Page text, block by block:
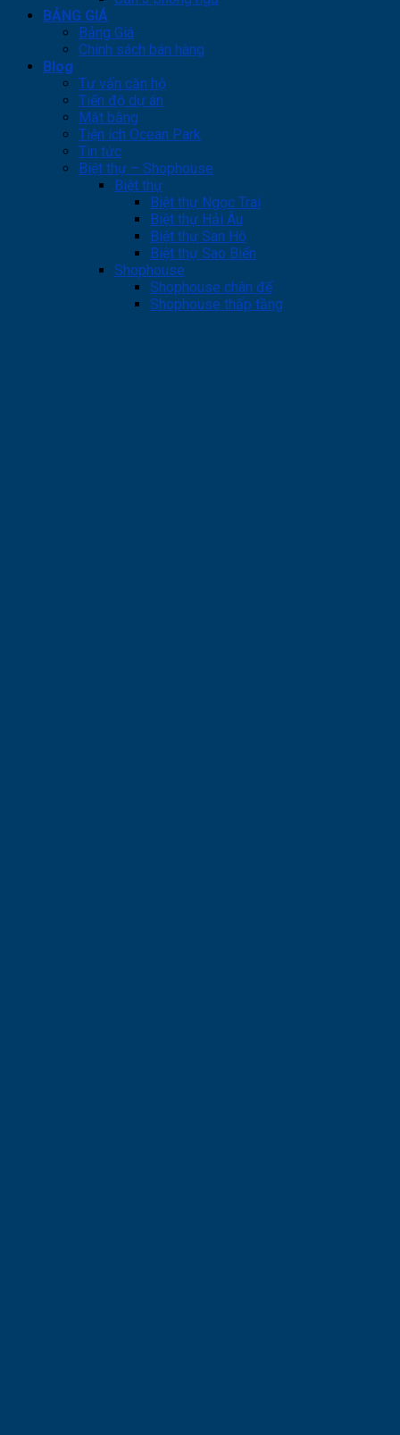
BẢNG GIÁ
Bảng Giá
Chính sách bán hàng
Blog
Tư vấn căn hộ
Tiến độ dự án
Mặt bằng
Tiện ích Ocean Park
Tin tức
Biệt thự – Shophouse
Biệt thự
Biệt thự Ngọc Trai
Biệt thự Hải Âu
Biệt thự San Hô
Biệt thự Sao Biển
Shophouse
Shophouse chân đế
Shophouse thấp tầng